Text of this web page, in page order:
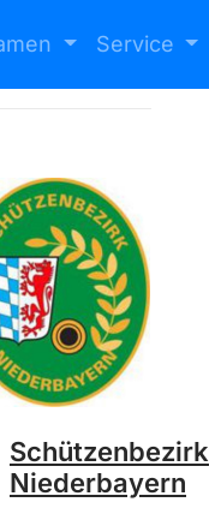
Service
Schützenbezirk
Niederbayern